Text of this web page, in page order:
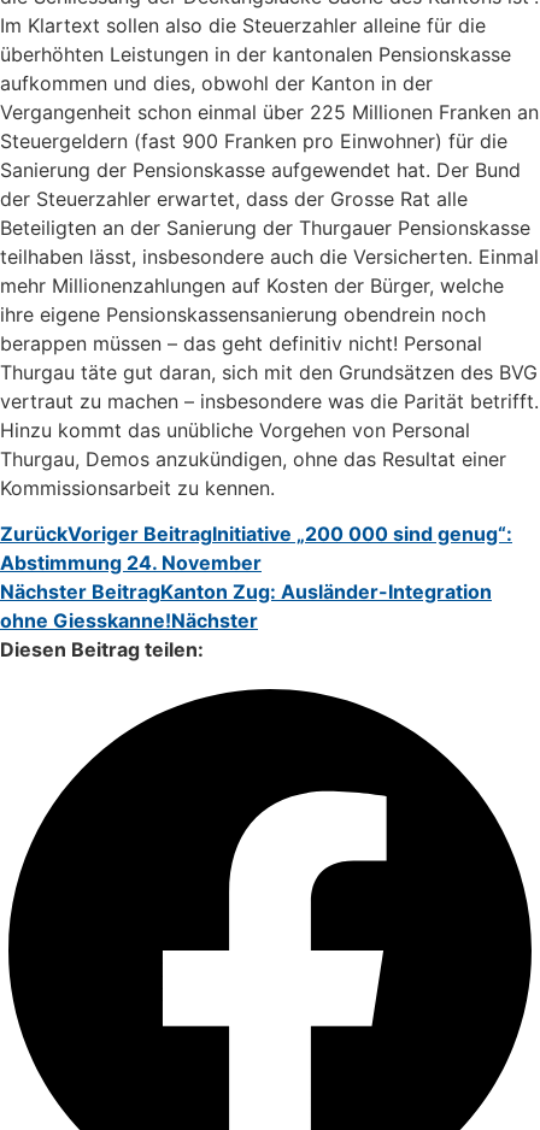
Im Klartext sollen also die Steuerzahler alleine für die
überhöhten Leistungen in der kantonalen Pensionskasse
aufkommen und dies, obwohl der Kanton in der
Vergangenheit schon einmal über 225 Millionen Franken an
Steuergeldern (fast 900 Franken pro Einwohner) für die
Sanierung der Pensionskasse aufgewendet hat. Der Bund
der Steuerzahler erwartet, dass der Grosse Rat alle
Beteiligten an der Sanierung der Thurgauer Pensionskasse
teilhaben lässt, insbesondere auch die Versicherten. Einmal
mehr Millionenzahlungen auf Kosten der Bürger, welche
ihre eigene Pensionskassensanierung obendrein noch
berappen müssen – das geht definitiv nicht! Personal
Thurgau täte gut daran, sich mit den Grundsätzen des BVG
vertraut zu machen – insbesondere was die Parität betrifft.
Hinzu kommt das unübliche Vorgehen von Personal
Thurgau, Demos anzukündigen, ohne das Resultat einer
Kommissionsarbeit zu kennen.
ZurückVoriger BeitragInitiative „200 000 sind genug“:
Abstimmung 24. November
Nächster BeitragKanton Zug: Ausländer-Integration
ohne Giesskanne!Nächster
Diesen Beitrag teilen: